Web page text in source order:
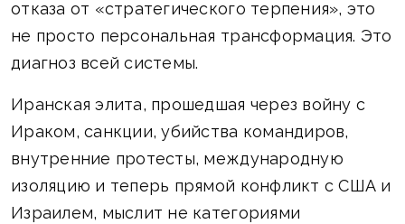
отказа от «стратегического терпения», это
не просто персональная трансформация. Это
диагноз всей системы.
Иранская элита, прошедшая через войну с
Ираком, санкции, убийства командиров,
внутренние протесты, международную
изоляцию и теперь прямой конфликт с США и
Израилем, мыслит не категориями